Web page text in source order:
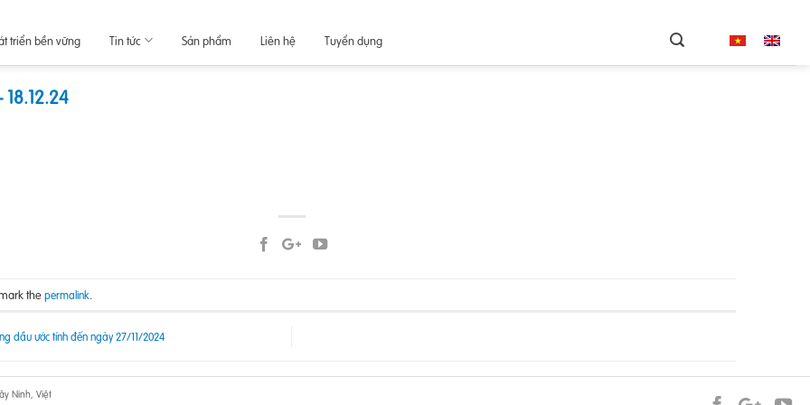
triển bền vững Tin tức Sản phẩm Liên hệ Tuyển dụng
18.12.24
thepermalink.
dầu ước tính đến ngày 27/11/2024
Ninh, Việt